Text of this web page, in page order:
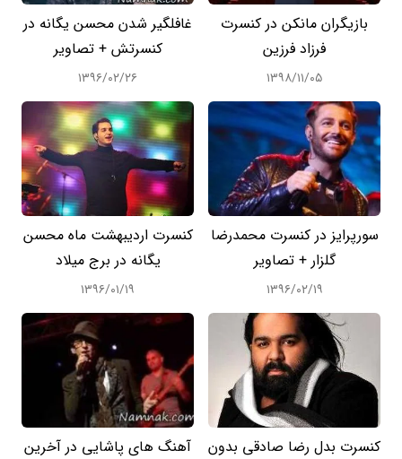
بازیگران مانکن در کنسرت
فرزاد فرزین
۱۳۹۸/۱۱/۰۵
غافلگیر شدن محسن یگانه در
کنسرتش + تصاویر
۱۳۹۶/۰۲/۲۶
سورپرایز در کنسرت محمدرضا
گلزار + تصاویر
۱۳۹۶/۰۲/۱۹
کنسرت اردیبهشت ماه محسن
یگانه در برج میلاد
۱۳۹۶/۰۱/۱۹
کنسرت بدل رضا صادقی بدون
آهنگ های پاشایی در آخرین